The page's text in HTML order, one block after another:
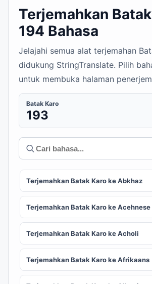
Terjemahkan
194 Bahasa
Jelajahi semua alat terjemahan
didukung StringTranslate. Pilih
untuk membuka halaman
Batak Karo
193
Terjemahkan Batak Karo ke Abkhaz
Terjemahkan Batak Karo ke Acehnese
Terjemahkan Batak Karo ke Acholi
Terjemahkan Batak Karo ke Afrikaans